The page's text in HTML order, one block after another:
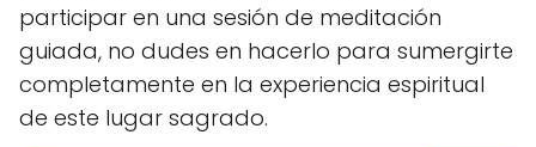
participar en una sesión de meditación
guiada, no dudes en hacerlo para sumergirte
completamente en la experiencia espiritual
de este lugar sagrado.